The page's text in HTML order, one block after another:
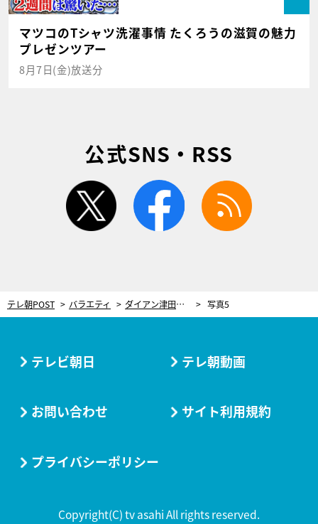
マツコのTシャツ洗濯事情 たくろうの滋賀の魅力
プレゼンツアー
8月7日(金)放送分
公式SNS・RSS
twitter facebook
テレ朝POST バラエティ ダイアン津田、レスリング中に緊急事態！「なんか耳から出てきた」“ありえへん”大きさのものが出現 写真5
テレビ朝日 テレ朝動画
お問い合わせ サイト利用規約
プライバシーポリシー
Copyright(C) tv asahi All rights reserved.